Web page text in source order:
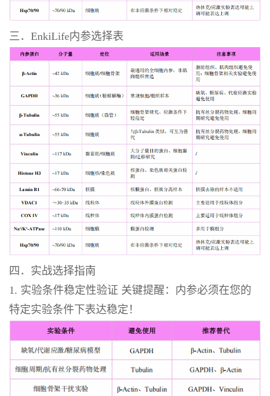
三．EnkiLife内参选择表
四．实战选择指南
1. 实验条件稳定性验证 关键提醒：内参必须在您的
特定实验条件下表达稳定！